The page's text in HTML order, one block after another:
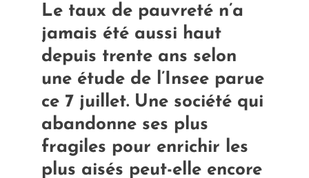
Le taux de pauvreté n’a
jamais été aussi haut
depuis trente ans selon
une étude de l’Insee parue
ce 7 juillet. Une société qui
abandonne ses plus
fragiles pour enrichir les
plus aisés peut-elle encore